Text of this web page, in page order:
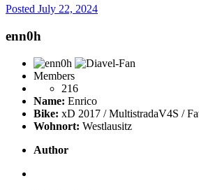
Posted July 22, 2024
enn0h
Members
216
Name: Enrico
Bike: xD 2017 / MultistradaV4S /
Wohnort: Westlausitz
Author